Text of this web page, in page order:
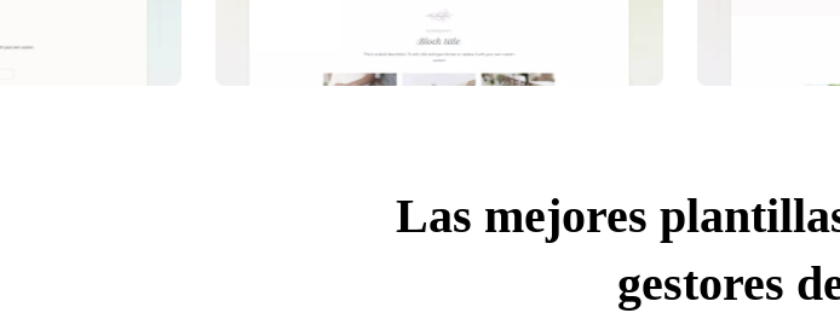
Las mejores
gestores